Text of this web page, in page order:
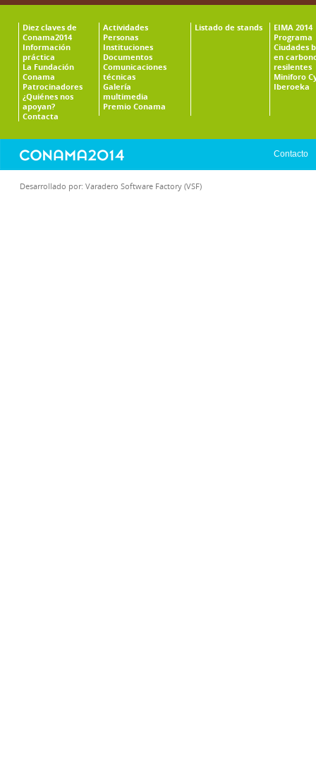
Diez claves de
Conama2014
Información
práctica
La Fundación
Conama
Patrocinadores
¿Quiénes nos
apoyan?
Contacta
Actividades
Personas
Instituciones
Documentos
Comunicaciones
técnicas
Galería
multimedia
Premio Conama
Listado de stands
EIMA 2014
Programa
Ciudades
en
resilentes
Miniforo
Iberoeka
Contacto
Desarrollado por: Varadero Software Factory (VSF)